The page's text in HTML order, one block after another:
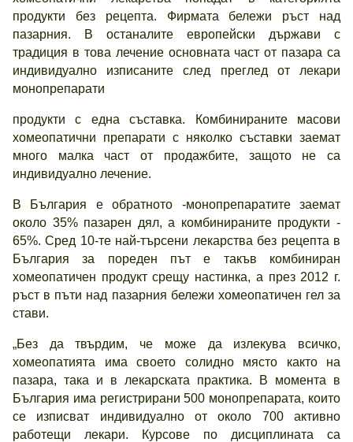
продукти без рецепта. Фирмата бележи ръст над
пазарния. В останалите европейски държави с
традиция в това лечение основната част от пазара са
индивидуално изписаните след преглед от лекари
монопрепарати
продукти с една съставка. Комбинираните масови
хомеопатични препарати с няколко съставки заемат
много малка част от продажбите, защото не са
индивидуално лечение.
В България е обратното -монопрепаратите заемат
около 35% пазарен дял, а комбинираните продукти -
65%. Сред 10-те най-търсени лекарства без рецепта в
България за пореден път е такъв комбиниран
хомеопатичен продукт срещу настинка, а през 2012 г.
ръст в пъти над пазарния бележи хомеопатичен гел за
стави.
„Без да твърдим, че може да излекува всичко,
хомеопатията има своето солидно място както на
пазара, така и в лекарската практика. В момента в
България има регистрирани 500 монопрепарата, които
се изписват индивидуално от около 700 активно
работещи лекари. Курсове по дисциплината са